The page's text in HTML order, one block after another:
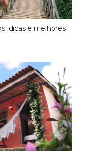
dicas e melhores